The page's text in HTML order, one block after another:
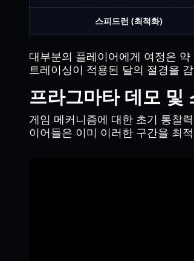
스피드런 (최적화)
대부분의 플레이어에게 여정은
트레이싱이 적용된 달의 절경을
프라그마타 데모 및
게임 메커니즘에 대한 초기 통찰
이어들은 이미 이러한 구간을 최